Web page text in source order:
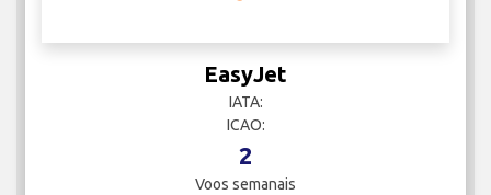
EasyJet
IATA:
ICAO:
2
Voos semanais